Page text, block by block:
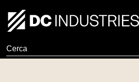
Search
for: